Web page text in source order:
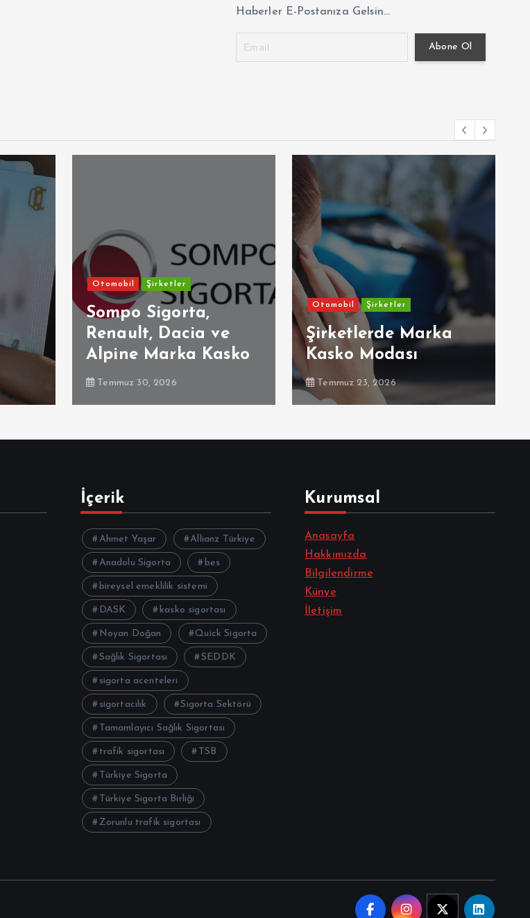
Haberler E-Postanıza Gelsin...
Otomobil Şirketler
Sompo Sigorta,
Renault, Dacia ve
Alpine Marka Kasko
Temmuz 30, 2026
Otomobil Şirketler
Şirketlerde Marka
Kasko Modası
Temmuz 23, 2026
İçerik
Ahmet Yaşar Allianz Türkiye
Anadolu Sigorta bes
bireysel emeklilik sistemi
DASK kasko sigortası
Noyan Doğan Quick Sigorta
Sağlık Sigortası SEDDK
sigorta acenteleri
sigortacılık Sigorta Sektörü
Tamamlayıcı Sağlık Sigortası
trafik sigortası TSB
Türkiye Sigorta
Türkiye Sigorta Birliği
Zorunlu trafik sigortası
Kurumsal
Anasayfa
Hakkımızda
Bilgilendirme
Künye
İletişim